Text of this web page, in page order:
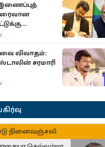
முதலமைச்சர்
விவாதம்:
சரமாரி
நினைவஞ்சலி